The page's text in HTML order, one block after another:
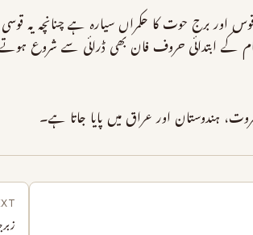
اور برج حوت کا حکمراں سیارہ ہے چنانچہ یہ
ابتدائی حروف فان بھی ڈرائی سے شروع ہوتے
ہندوستان اور عراق میں پایا جاتا ہے۔